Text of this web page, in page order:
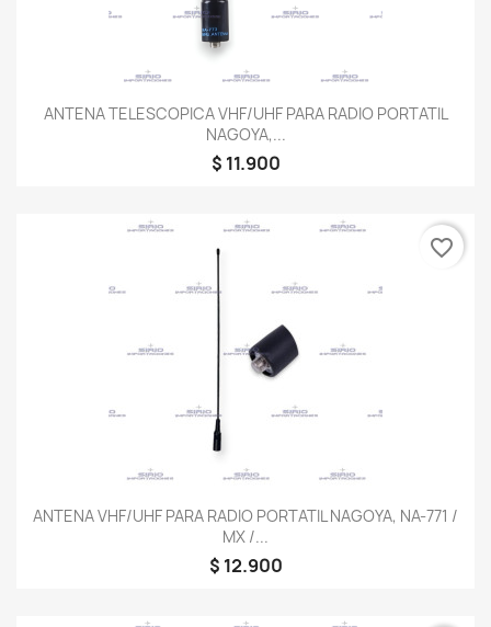
ANTENA TELESCOPICA VHF/UHF PARA RADIO PORTATIL
NAGOYA,...
$ 11.900
ANTENA VHF/UHF PARA RADIO PORTATIL NAGOYA, NA-771 /
MX /...
$ 12.900
favorite_border